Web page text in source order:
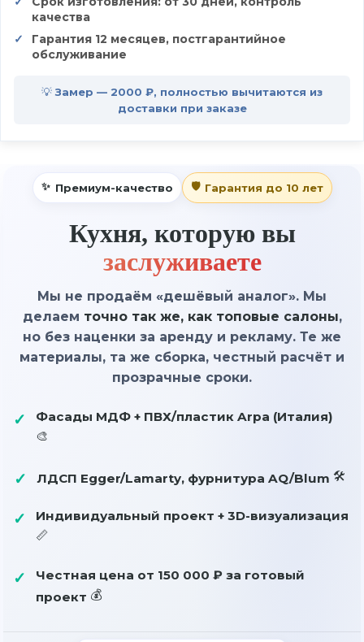
качества
Гарантия 12 месяцев, постгарантийное
обслуживание
💡 Замер — 2000 ₽, полностью вычитаются из
доставки при заказе
Премиум-качество Гарантия до 10 лет
Кухня, которую вы
заслуживаете
Мы не продаём «дешёвый аналог». Мы
делаем точно так же, как топовые салоны,
но без наценки за аренду и рекламу. Те же
материалы, та же сборка, честный расчёт и
прозрачные сроки.
Фасады МДФ + ПВХ/пластик Arpa (Италия)
ЛДСП Egger/Lamarty, фурнитура AQ/Blum
Индивидуальный проект + 3D-визуализация
Честная цена от 150 000 ₽ за готовый
проект